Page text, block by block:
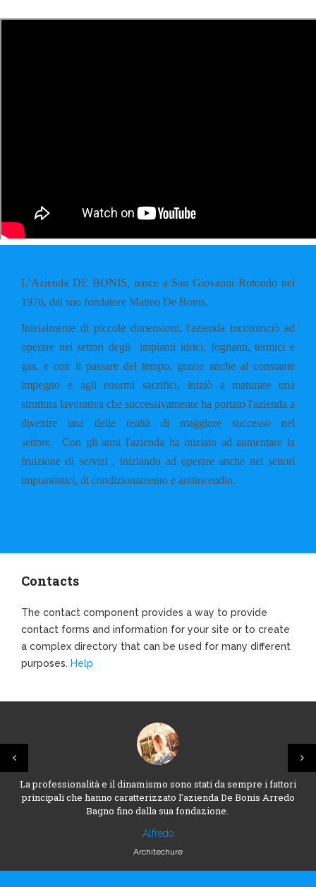
L’Azienda DE BONIS, nasce a San Giovanni Rotondo nel
1976, dal suo fondatore Matteo De Bonis.
Inizialmente di piccole dimensioni, l'azienda incominciò ad
operare nei settori degli impianti idrici, fognanti, termici e
gas, e con il passare del tempo, grazie anche al constante
impegno e agli enormi sacrifici, iniziò a maturare una
struttura lavorativa che successivamente ha portato l'azienda a
divenire una delle realtà di maggiore successo nel
settore.Con gli anni l'azienda ha iniziato ad aumentare la
fruizione di servizi , iniziando ad operare anche nei settori
impiantistici, di condizionamento e antiincendio.
Contacts
The contact component provides a way to provide
contact forms and information for your site or to create
a complex directory that can be used for many different
purposes. Help
La professionalità e il dinamismo sono stati da sempre i fattori
principali che hanno caratterizzato l'azienda De Bonis Arredo
Bagno fino dalla sua fondazione.
Alfredo
Architechure